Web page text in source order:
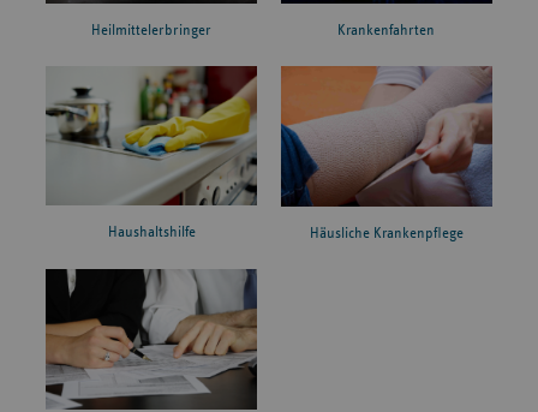
Heilmittelerbringer Krankenfahrten
Haushaltshilfe Häusliche Krankenpflege